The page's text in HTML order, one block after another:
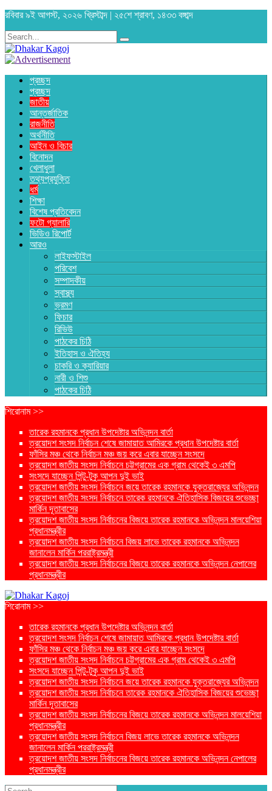
রবিবার ৯ই আগস্ট, ২০২৬ খ্রিস্টাব্দ | ২৫শে শ্রাবণ, ১৪৩৩ বঙ্গাব্দ
প্রচ্ছদ
প্রচ্ছদ
জাতীয়
আন্তর্জাতিক
রাজনীতি
অর্থনীতি
আইন ও বিচার
বিনোদন
খেলাধুলা
তথ্যপ্রযুক্তি
ধর্ম
শিক্ষা
বিশেষ প্রতিবেদন
ফটো গ্যালারি
ভিডিও রিপোর্ট
আরও
লাইফস্টাইল
পরিবেশ
সম্পাদকীয়
স্বাস্থ্য
ভ্রমণ
ফিচার
রিভিউ
পাঠকের চিঠি
ইতিহাস ও ঐতিহ্য
চাকরি ও ক্যারিয়ার
নারী ও শিশু
পাঠকের চিঠি
শিরোনাম >>
তারেক রহমানকে প্রধান উপদেষ্টার অভিনন্দন বার্তা
ত্রয়োদশ সংসদ নির্বাচন শেষে জামায়াত আমিরকে প্রধান উপদেষ্টার বার্তা
ফাঁসির মঞ্চ থেকে নির্বাচন মঞ্চ জয় করে এবার যাচ্ছেন সংসদে
ত্রয়োদশ জাতীয় সংসদ নির্বাচনে চট্টগ্রামের এক গ্রাম থেকেই ৩ এমপি
সংসদে যাচ্ছেন পিন্টু-টুকু আপন দুই ভাই
ত্রয়োদশ জাতীয় সংসদ নির্বাচনে জয়ে তারেক রহমানকে যুক্তরাজ্যের অভিনন্দন
ত্রয়োদশ জাতীয় সংসদ নির্বাচনে তারেক রহমানকে ঐতিহাসিক বিজয়ের শুভেচ্ছা
মার্কিন দূতাবাসের
ত্রয়োদশ জাতীয় সংসদ নির্বাচনের বিজয়ে তারেক রহমানকে অভিনন্দন মালয়েশিয়া
প্রধানমন্ত্রীর
ত্রয়োদশ জাতীয় সংসদ নির্বাচনে বিজয় লাভে তারেক রহমানকে অভিনন্দন
জানালেন মার্কিন পররাষ্ট্রমন্ত্রী
ত্রয়োদশ জাতীয় সংসদ নির্বাচনের বিজয়ে তারেক রহমানকে অভিনন্দন নেপালের
প্রধানমন্ত্রীর
শিরোনাম >>
তারেক রহমানকে প্রধান উপদেষ্টার অভিনন্দন বার্তা
ত্রয়োদশ সংসদ নির্বাচন শেষে জামায়াত আমিরকে প্রধান উপদেষ্টার বার্তা
ফাঁসির মঞ্চ থেকে নির্বাচন মঞ্চ জয় করে এবার যাচ্ছেন সংসদে
ত্রয়োদশ জাতীয় সংসদ নির্বাচনে চট্টগ্রামের এক গ্রাম থেকেই ৩ এমপি
সংসদে যাচ্ছেন পিন্টু-টুকু আপন দুই ভাই
ত্রয়োদশ জাতীয় সংসদ নির্বাচনে জয়ে তারেক রহমানকে যুক্তরাজ্যের অভিনন্দন
ত্রয়োদশ জাতীয় সংসদ নির্বাচনে তারেক রহমানকে ঐতিহাসিক বিজয়ের শুভেচ্ছা
মার্কিন দূতাবাসের
ত্রয়োদশ জাতীয় সংসদ নির্বাচনের বিজয়ে তারেক রহমানকে অভিনন্দন মালয়েশিয়া
প্রধানমন্ত্রীর
ত্রয়োদশ জাতীয় সংসদ নির্বাচনে বিজয় লাভে তারেক রহমানকে অভিনন্দন
জানালেন মার্কিন পররাষ্ট্রমন্ত্রী
ত্রয়োদশ জাতীয় সংসদ নির্বাচনের বিজয়ে তারেক রহমানকে অভিনন্দন নেপালের
প্রধানমন্ত্রীর